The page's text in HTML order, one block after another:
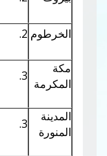
18
4
18
18
41